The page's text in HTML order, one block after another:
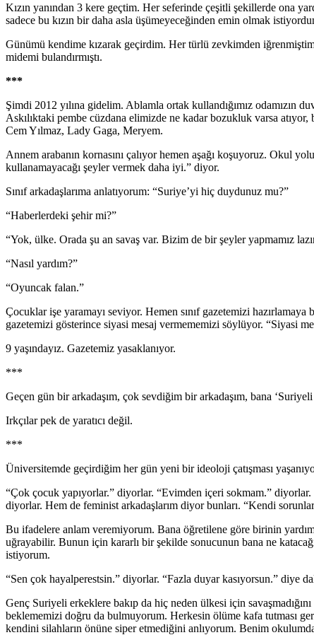
Kızın yanından 3 kere geçtim. Her seferinde çeşitli şekillerde ona
sadece bu kızın bir daha asla üşümeyeceğinden emin olmak
Günümü kendime kızarak geçirdim. Her türlü zevkimden
midemi bulandırmıştı.
***
Şimdi 2012 yılına gidelim. Ablamla ortak kullandığımız odamızın
Askılıktaki pembe cüzdana elimizde ne kadar bozukluk varsa
Cem Yılmaz, Lady Gaga, Meryem.
Annem arabanın kornasını çalıyor hemen aşağı koşuyoruz. Okul
kullanamayacağı şeyler vermek daha iyi.” diyor.
Sınıf arkadaşlarıma anlatıyorum: “Suriye’yi hiç duydunuz mu?”
“Haberlerdeki şehir mi?”
“Yok, ülke. Orada şu an savaş var. Bizim de bir şeyler yapmamız
“Nasıl yardım?”
“Oyuncak falan.”
Çocuklar işe yaramayı seviyor. Hemen sınıf gazetemizi
gazetemizi gösterince siyasi mesaj vermememizi söylüyor. “Siyasi
9 yaşındayız. Gazetemiz yasaklanıyor.
***
Geçen gün bir arkadaşım, çok sevdiğim bir arkadaşım, bana
Irkçılar pek de yaratıcı değil.
***
Üniversitemde geçirdiğim her gün yeni bir ideoloji çatışması
“Çok çocuk yapıyorlar.” diyorlar. “Evimden içeri sokmam.”
diyorlar. Hem de feminist arkadaşlarım diyor bunları. “Kendi
Bu ifadelere anlam veremiyorum. Bana öğretilene göre birinin
uğrayabilir. Bunun için kararlı bir şekilde sonucunun bana ne
istiyorum.
“Sen çok hayalperestsin.” diyorlar. “Fazla duyar kasıyorsun.” diye
Genç Suriyeli erkeklere bakıp da hiç neden ülkesi için
beklememizi doğru da bulmuyorum. Herkesin ölüme kafa tutması
kendini silahların önüne siper etmediğini anlıyorum. Benim